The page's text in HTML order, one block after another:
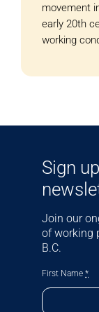
movement
early 20th
working
Sign
Join our
of working
B.C.
First Name *